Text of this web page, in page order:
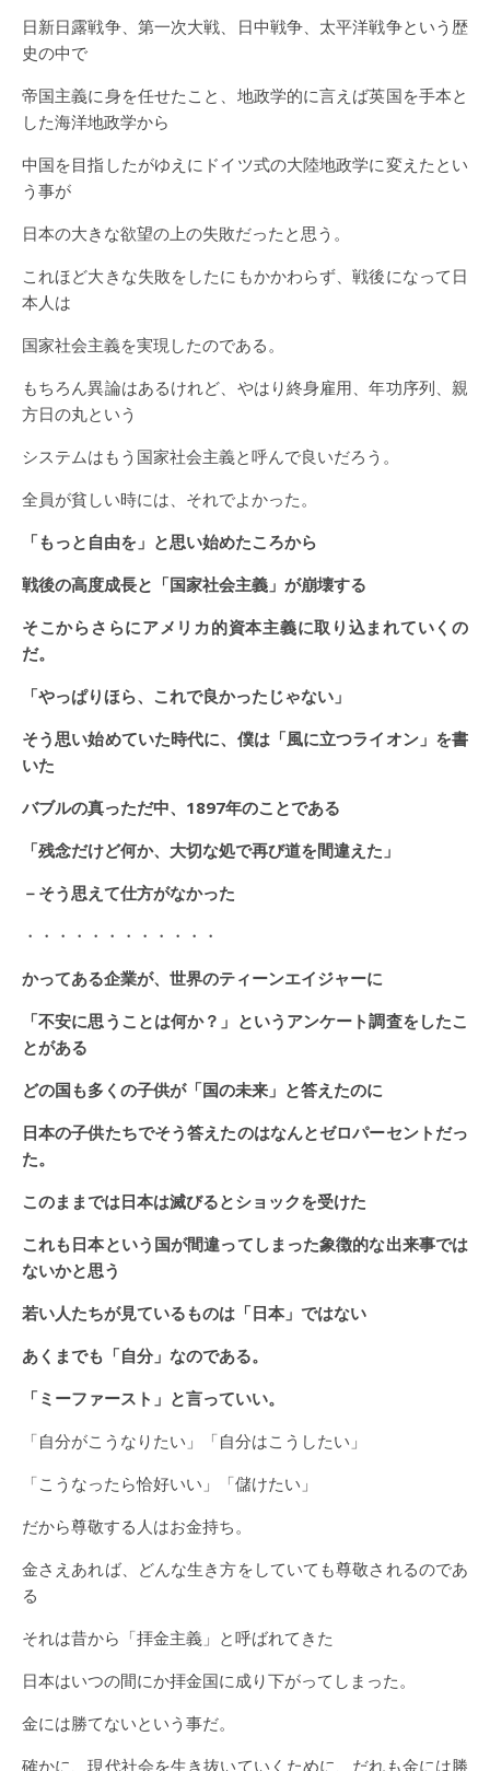
日新日露戦争、第一次大戦、日中戦争、太平洋戦争という歴
史の中で
帝国主義に身を任せたこと、地政学的に言えば英国を手本と
した海洋地政学から
中国を目指したがゆえにドイツ式の大陸地政学に変えたとい
う事が
日本の大きな欲望の上の失敗だったと思う。
これほど大きな失敗をしたにもかかわらず、戦後になって日
本人は
国家社会主義を実現したのである。
もちろん異論はあるけれど、やはり終身雇用、年功序列、親
方日の丸という
システムはもう国家社会主義と呼んで良いだろう。
全員が貧しい時には、それでよかった。
「もっと自由を」と思い始めたころから
戦後の高度成長と「国家社会主義」が崩壊する
そこからさらにアメリカ的資本主義に取り込まれていくの
だ。
「やっぱりほら、これで良かったじゃない」
そう思い始めていた時代に、僕は「風に立つライオン」を書
いた
バブルの真っただ中、1897年のことである
「残念だけど何か、大切な処で再び道を間違えた」
－そう思えて仕方がなかった
・・・・・・・・・・・・
かってある企業が、世界のティーンエイジャーに
「不安に思うことは何か？」というアンケート調査をしたこ
とがある
どの国も多くの子供が「国の未来」と答えたのに
日本の子供たちでそう答えたのはなんとゼロパーセントだっ
た。
このままでは日本は滅びるとショックを受けた
これも日本という国が間違ってしまった象徴的な出来事では
ないかと思う
若い人たちが見ているものは「日本」ではない
あくまでも「自分」なのである。
「ミーファースト」と言っていい。
「自分がこうなりたい」「自分はこうしたい」
「こうなったら恰好いい」「儲けたい」
だから尊敬する人はお金持ち。
金さえあれば、どんな生き方をしていても尊敬されるのであ
る
それは昔から「拝金主義」と呼ばれてきた
日本はいつの間にか拝金国に成り下がってしまった。
金には勝てないという事だ。
確かに、現代社会を生き抜いていくために、だれも金には勝